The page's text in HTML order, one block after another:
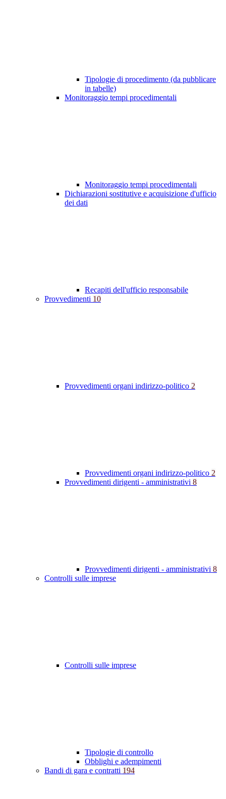
Tipologie di procedimento (da pubblicare
in tabelle)
Monitoraggio tempi procedimentali
Monitoraggio tempi procedimentali
Dichiarazioni sostitutive e acquisizione d'ufficio
dei dati
Recapiti dell'ufficio responsabile
Provvedimenti 10
Provvedimenti organi indirizzo-politico 2
Provvedimenti organi indirizzo-politico 2
Provvedimenti dirigenti - amministrativi 8
Provvedimenti dirigenti - amministrativi 8
Controlli sulle imprese
Controlli sulle imprese
Tipologie di controllo
Obblighi e adempimenti
Bandi di gara e contratti 194